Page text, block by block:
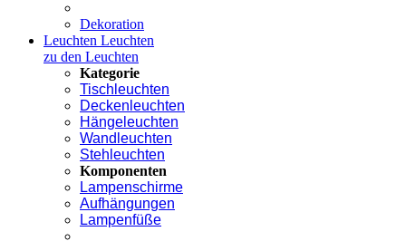
Dekoration
Leuchten Leuchten
zu den Leuchten
Kategorie
Tischleuchten
Deckenleuchten
Hängeleuchten
Wandleuchten
Stehleuchten
Komponenten
Lampenschirme
Aufhängungen
Lampenfüße